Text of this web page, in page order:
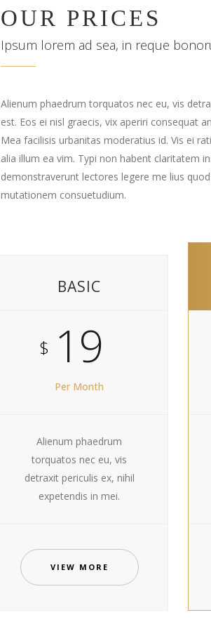
OUR PRICES
Ipsum lorem ad sea, in reque
Alienum phaedrum torquatos nec eu, vis
est. Eos ei nisl graecis, vix aperiri consequat
Mea facilisis urbanitas moderatius id. Vis ei
alia illum ea vim. Typi non habent claritatem
demonstraverunt lectores legere me lius
mutationem consuetudium.
BASIC
$ 19
Per Month
Alienum phaedrum
torquatos nec eu, vis
detraxit periculis ex, nihil
expetendis in mei.
VIEW MORE